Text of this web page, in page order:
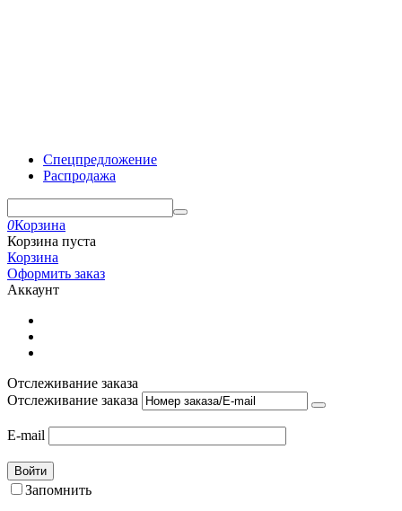
Спецпредложение
Распродажа
0Корзина
Корзина пуста
Корзина
Оформить заказ
Аккаунт
Отслеживание заказа
Отслеживание заказа
E-mail
Войти
Запомнить